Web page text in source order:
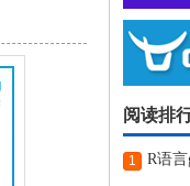
阅读排
1 R语